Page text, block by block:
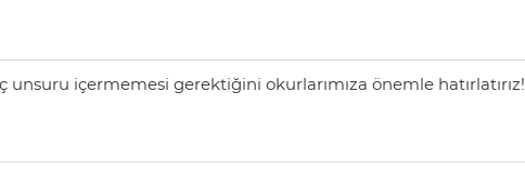
içermemesi gerektiğini okurlarımıza önemle hatırlatırız!